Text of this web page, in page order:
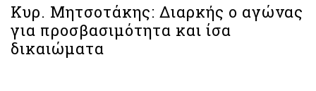
Κυρ. Μητσοτάκης: Διαρκής ο αγώνας
για προσβασιμότητα και ίσα
δικαιώματα